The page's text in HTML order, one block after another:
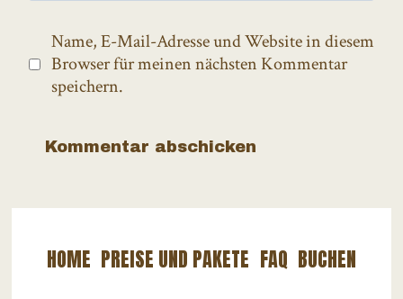
Name, E-Mail-Adresse und Website in diesem
Browser für meinen nächsten Kommentar
speichern.
HOME PREISE UND PAKETE FAQ BUCHEN